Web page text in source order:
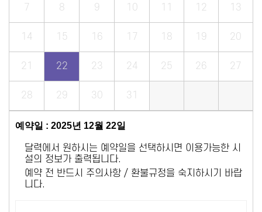
7 8 9 10 11 12 13
14 15 16 17 18 19 20
21 22 23 24 25 26 27
28 29 30 31
예약일 : 2025년 12월 22일
달력에서 원하시는 예약일을 선택하시면 이용가능한 시
설의 정보가 출력됩니다.
예약 전 반드시 주의사항 / 환불규정을 숙지하시기 바랍
니다.